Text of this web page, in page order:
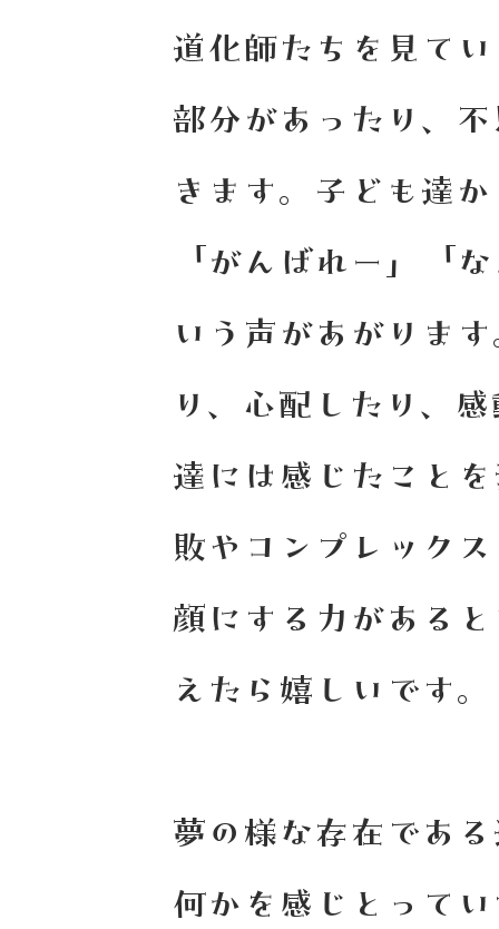
道化師たちを見て
部分があったり、
きます。子ども達
「がんばれー」「
いう声があがりま
り、心配したり、
達には感じたこと
敗やコンプレック
顔にする力がある
えたら嬉しいです。
夢の様な存在であ
何かを感じとって